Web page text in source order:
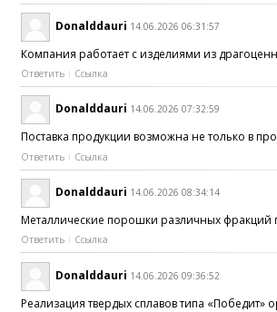
Donalddauri 14.06.2026 06:31:57
Компания работает с изделиями из
Ответить Ссылка
Donalddauri 14.06.2026 07:32:59
Поставка продукции возможна не только в
Ответить Ссылка
Donalddauri 14.06.2026 08:34:14
Металлические порошки различных
Ответить Ссылка
Donalddauri 14.06.2026 09:36:52
Реализация твердых сплавов типа